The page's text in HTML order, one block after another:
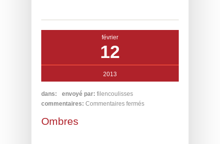
février
12
2013
dans: envoyé par: filencoulisses
commentaires: Commentaires fermés
Ombres